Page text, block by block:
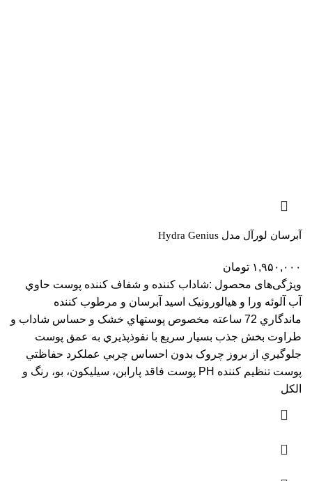
آبرسان لورآل مدل Hydra Genius
۱,۹۵۰,۰۰۰ تومان
ویژگی‌های محصول :شاداب کننده و شفاف کننده پوست حاوي
آب آلوئه ورا و هيالورونيک اسيد آبرسان و مرطوب کننده
ماندگاري 72 ساعته مخصوص پوستهاي خشک و حساس شاداب و
طراوت بخش جذب بسيار سريع با نفوذپذيري به عمق پوست
جلوگيري از بروز چروک بدون احساس چربي عملکرد حفاظتي
پوست تنظيم کننده PH پوست فاقد پارابن، سيليکون، بو، رنگ و
الکل